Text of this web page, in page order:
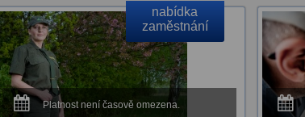
nabídka
zaměstnání
Platnost není časově omezena.